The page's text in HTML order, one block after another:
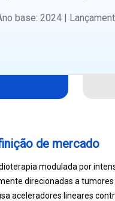
base: 2024 |
de mercado
modulada por
direcionadas a tumores
aceleradores lineares